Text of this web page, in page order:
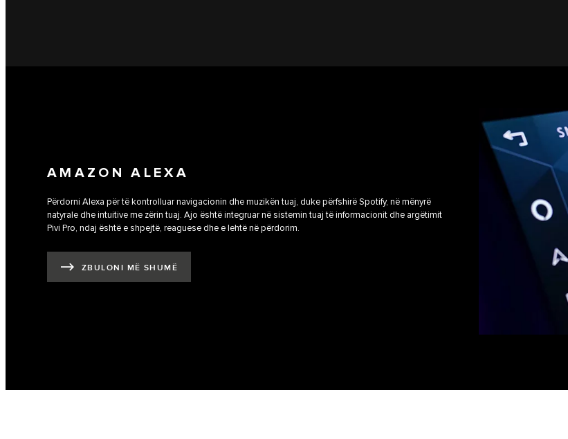
AMAZON ALEXA
Përdorni Alexa për të kontrolluar navigacionin dhe muzikën tuaj, duke përfshirë Spotify, në mënyrë
natyrale dhe intuitive me zërin tuaj. Ajo është integruar në sistemin tuaj të informacionit dhe argëtimit
Pivi Pro, ndaj është e shpejtë, reaguese dhe e lehtë në përdorim.
ZBULONI MË SHUMË